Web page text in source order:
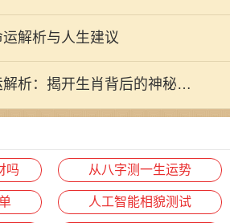
解析与人生建议
析：揭开生肖背后的神秘面
吗 从八字测一生运势
人工智能相貌测试